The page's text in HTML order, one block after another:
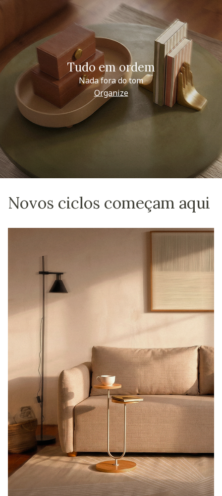
Tudo em ordem
Nada fora do tom
Organize
Novos ciclos começam aqui